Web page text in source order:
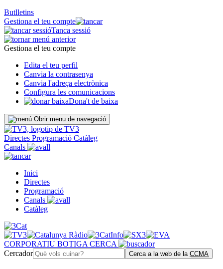
Butlletins
Gestiona el teu compte
Tanca sessió
Gestiona el teu compte
Edita el teu perfil
Canvia la contrasenya
Canvia l'adreça electrònica
Configura les comunicacions
Dona't de baixa
Obrir menu de navegació
Directes Programació Catàleg
Canals
Inici
Directes
Programació
Canals
Catàleg
CORPORATIU BOTIGA CERCA
Cercador
Cerca a la web de la CCMA